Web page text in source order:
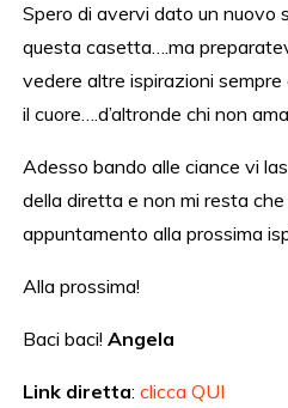
Spero di avervi dato un nuovo
questa casetta….ma
vedere altre ispirazioni
il cuore….d’altronde chi non
Adesso bando alle ciance vi
della diretta e non mi resta
appuntamento alla prossima
Alla prossima!
Baci baci!Angela
Link diretta:clicca QUI